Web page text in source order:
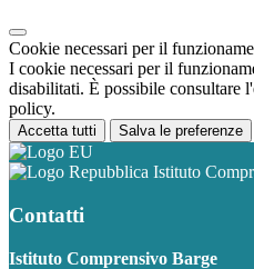
Cookie necessari per il
I cookie necessari per il
disabilitati. È possibile consultare
policy.
Accetta tutti Salva le preferenze
Istituto
Contatti
Istituto Comprensivo Barge